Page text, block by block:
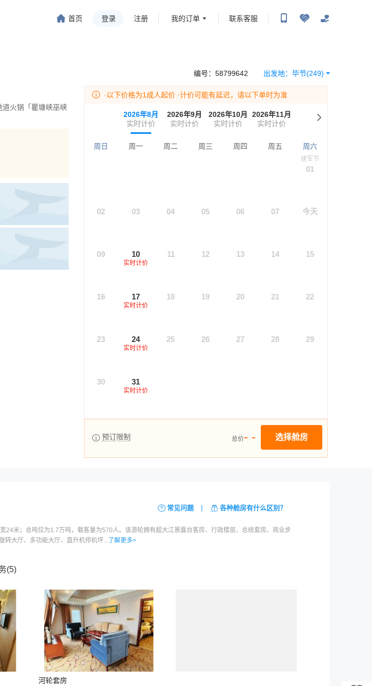
首页 登录 注册 我的订单 联系客服
道火锅「瞿塘峡巫峡
出发地： 毕节(249)
编号： 58799642
·以下价格为1成人起价 ·计价可能有延迟，请以下单时为准
2026年8月
实时计价
2026年9月
实时计价
2026年10月
实时计价
2026年11月
实时计价
周日 周一 周二 周三 周四 周五 周六
建军节
01
02 03 04 05 06 07 今天
09 10
实时计价
11 12 13 14 15
16 17
实时计价
18 19 20 21 22
23 24
实时计价
25 26 27 28 29
30 31
实时计价
预订限制 选择舱房
总价- -
常见问题 | 各种舱房有什么区别？
24米；总吨位为1.7万吨，载客量为570人。该游轮拥有超大江景露台客房、行政楼层、总统套房、商业步
转大厅、多功能大厅、直升机停机坪...了解更多>
(5)
河轮套房